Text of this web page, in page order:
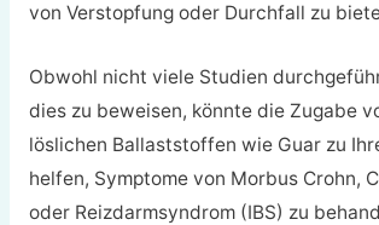
von Verstopfung oder Durchfall zu
Obwohl nicht viele Studien
dies zu beweisen, könnte die Zugabe
löslichen Ballaststoffen wie Guar zu
helfen, Symptome von Morbus Crohn,
oder Reizdarmsyndrom (IBS) zu